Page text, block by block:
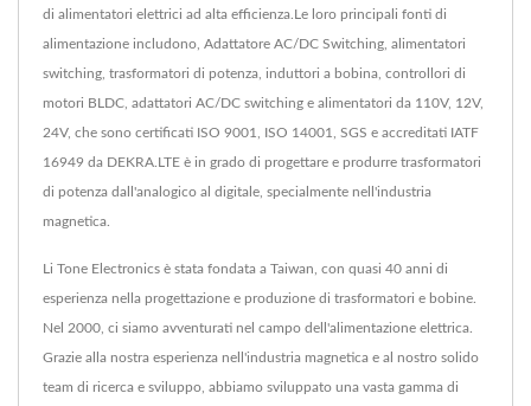
di alimentatori elettrici ad alta efficienza.Le loro principali fonti di
alimentazione includono, Adattatore AC/DC Switching, alimentatori
switching, trasformatori di potenza, induttori a bobina, controllori di
motori BLDC, adattatori AC/DC switching e alimentatori da 110V, 12V,
24V, che sono certificati ISO 9001, ISO 14001, SGS e accreditati IATF
16949 da DEKRA.LTE è in grado di progettare e produrre trasformatori
di potenza dall'analogico al digitale, specialmente nell'industria
magnetica.
Li Tone Electronics è stata fondata a Taiwan, con quasi 40 anni di
esperienza nella progettazione e produzione di trasformatori e bobine.
Nel 2000, ci siamo avventurati nel campo dell'alimentazione elettrica.
Grazie alla nostra esperienza nell'industria magnetica e al nostro solido
team di ricerca e sviluppo, abbiamo sviluppato una vasta gamma di